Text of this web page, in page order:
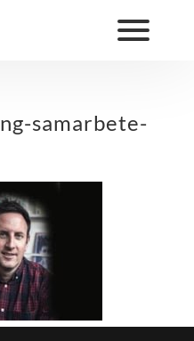
samarbete-